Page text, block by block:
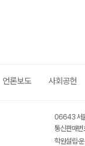
언론보도 사회공헌
06643 서
통신판매
학원설립·